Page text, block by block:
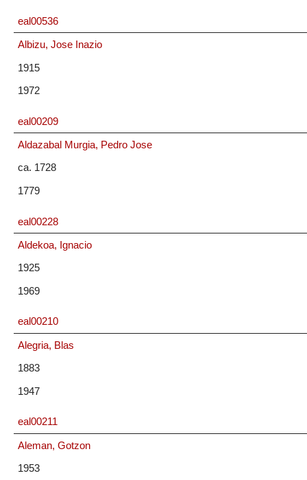
eal00536
Albizu, Jose Inazio
1915
1972
eal00209
Aldazabal Murgia, Pedro Jose
ca. 1728
1779
eal00228
Aldekoa, Ignacio
1925
1969
eal00210
Alegria, Blas
1883
1947
eal00211
Aleman, Gotzon
1953